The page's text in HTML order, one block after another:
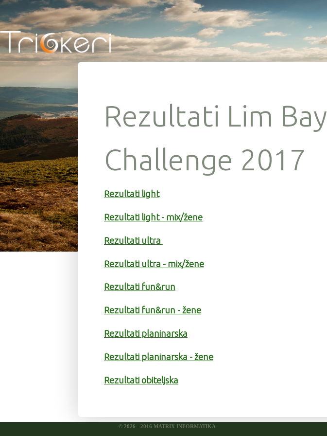
Rezultati Lim Bay
Challenge 2017
Rezultati light
Rezultati light - mix/žene
Rezultati ultra
Rezultati ultra - mix/žene
Rezultati fun&run
Rezultati fun&run - žene
Rezultati planinarska
Rezultati planinarska - žene
Rezultati obiteljska
© 2026 - 2016 MATRIX INFORMATIKA